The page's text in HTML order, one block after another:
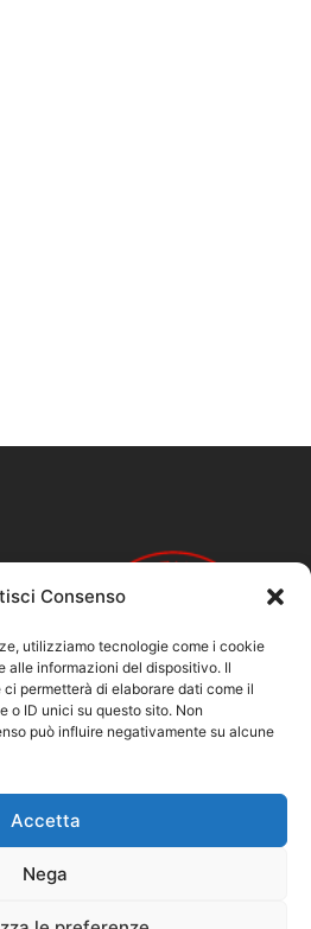
Consenso
utilizziamo tecnologie come i cookie
alle informazioni del dispositivo. Il
permetterà di elaborare dati come il
o ID unici su questo sito. Non
può influire negativamente su alcune
Accetta
Nega